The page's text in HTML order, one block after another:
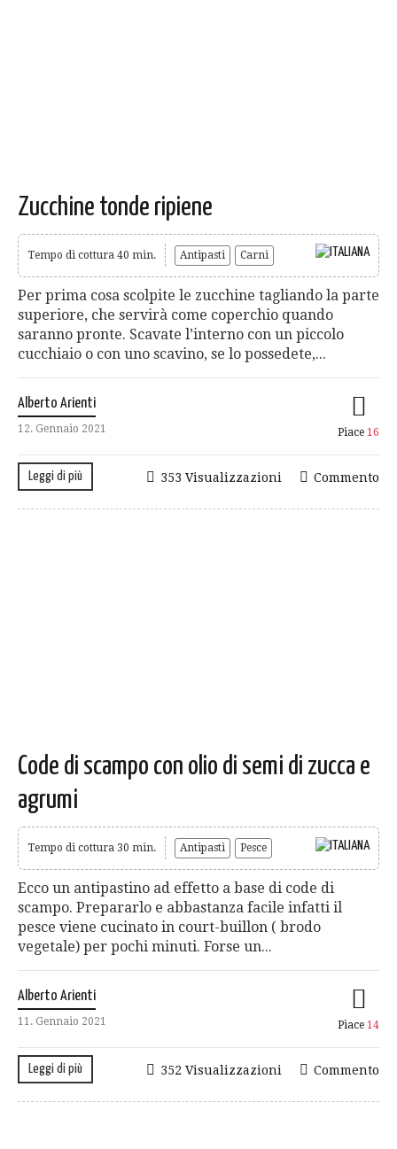
Zucchine tonde ripiene
Tempo di cottura 40 min. Antipasti Carni
Per prima cosa scolpite le zucchine tagliando la parte
superiore, che servirà come coperchio quando
saranno pronte. Scavate l’interno con un piccolo
cucchiaio o con uno scavino, se lo possedete,...
Alberto Arienti
12. Gennaio 2021 Piace 16
Leggi di più Commento
353 Visualizzazioni
Code di scampo con olio di semi di zucca e
agrumi
Tempo di cottura 30 min. Antipasti Pesce
Ecco un antipastino ad effetto a base di code di
scampo. Prepararlo e abbastanza facile infatti il
pesce viene cucinato in court-buillon ( brodo
vegetale) per pochi minuti. Forse un...
Alberto Arienti
11. Gennaio 2021 Piace 14
Leggi di più Commento
352 Visualizzazioni